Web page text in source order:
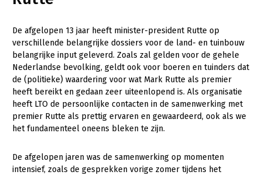
Sterk ondernemerschap
Transitiepaden
Thema’s
Gezonde planten
Gezonde dieren
Natuur, klimaat en energie
Platteland en omgeving
De afgelopen 13 jaar heeft minister-president Rutte op
verschillende belangrijke dossiers voor de land- en tuinbouw
belangrijke input geleverd. Zoals zal gelden voor de gehele
Nederlandse bevolking, geldt ook voor boeren en tuinders dat
de (politieke) waardering voor wat Mark Rutte als premier
heeft bereikt en gedaan zeer uiteenlopend is. Als organisatie
heeft LTO de persoonlijke contacten in de samenwerking met
premier Rutte als prettig ervaren en gewaardeerd, ook als we
het fundamenteel oneens bleken te zijn.
De afgelopen jaren was de samenwerking op momenten
intensief, zoals de gesprekken vorige zomer tijdens het